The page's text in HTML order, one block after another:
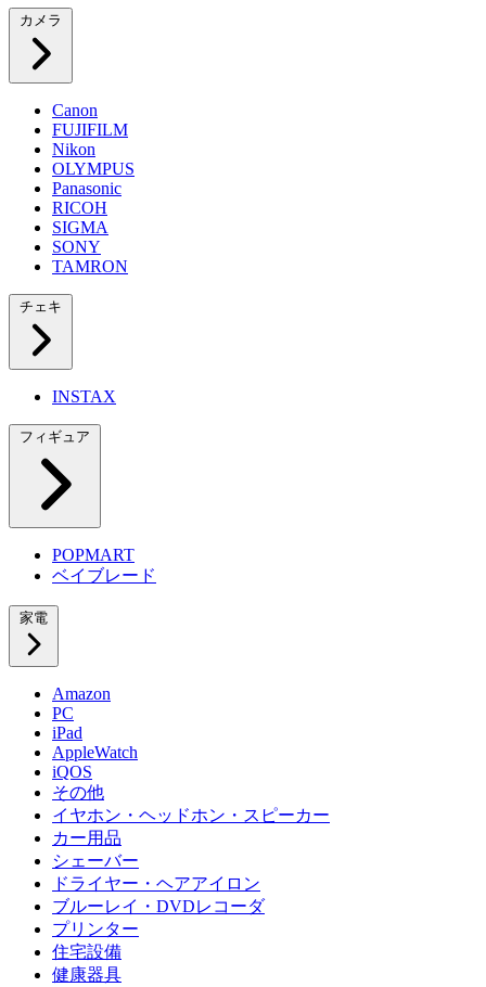
カメラ
Canon
FUJIFILM
Nikon
OLYMPUS
Panasonic
RICOH
SIGMA
SONY
TAMRON
チェキ
INSTAX
フィギュア
POPMART
ベイブレード
家電
Amazon
PC
iPad
AppleWatch
iQOS
その他
イヤホン・ヘッドホン・スピーカー
カー用品
シェーバー
ドライヤー・ヘアアイロン
ブルーレイ・DVDレコーダ
プリンター
住宅設備
健康器具